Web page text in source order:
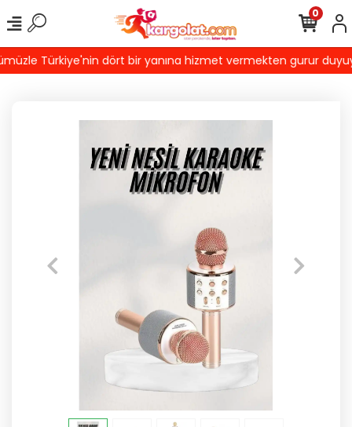
Türkiye'nin dört bir yanına hizmet vermekten gurur
0